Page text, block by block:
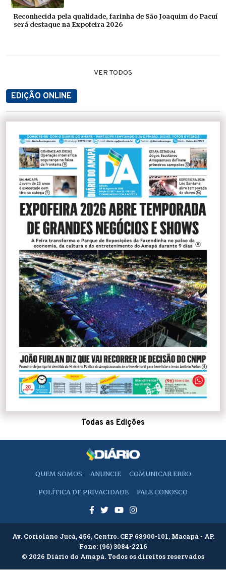
Reconhecida pela qualidade, farinha de São Joaquim do Pacuí
será destaque na Expofeira 2026
VER TODOS
EDIÇÃO ONLINE
Todas as Edições
QUEM SOMOS ANUNCIE COMUNICAR ERRO
POLÍTICA DE PRIVACIDADE FALE CONOSCO
Av. Coriolano Jucá, 456, Centro. CEP 68900-101, Macapá - AP.
Fone: (96) 3084-2216
© 2026 Diário do Amapá. Todos os direitos reservados